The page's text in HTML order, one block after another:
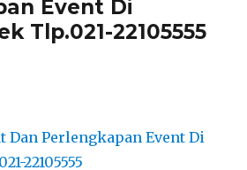
Event Di
Tlp.021-22105555